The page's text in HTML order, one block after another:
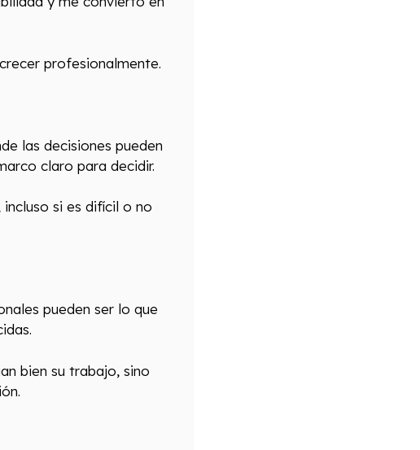
profesionalmente.
las decisiones pueden
claro para decidir.
si es difícil o no
pueden ser lo que
bien su trabajo, sino